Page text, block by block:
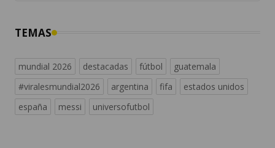
TEMAS
mundial 2026 destacadas fútbol
guatemala
#viralesmundial2026
argentina fifa
estados unidos
españa
messi universofutbol